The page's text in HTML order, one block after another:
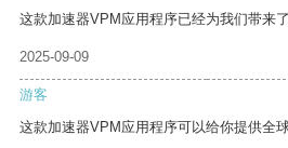
这款加速器VPM应用程序已经为我们带来
2025-09-09
游客
这款加速器VPM应用程序可以给你提供全